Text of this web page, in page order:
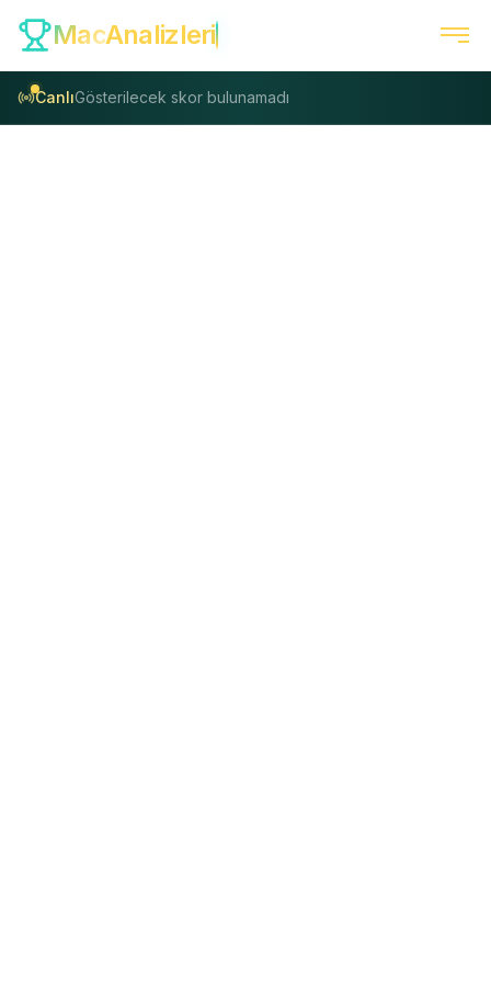
MacAnalizleri
CanlıGösterilecek skor bulunamadı